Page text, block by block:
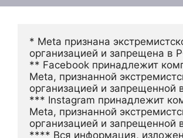
* Meta признана
организацией и запрещена в
** Facebook принадлежит
Meta, признанной
организацией и запрещенной
*** Instagram принадлежит
Meta, признанной
организацией и запрещенной
**** Вся информация,